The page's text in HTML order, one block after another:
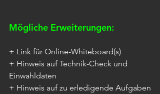
Mögliche Erweiterungen:
+ Link für Online-Whiteboard(s)
+ Hinweis auf Technik-Check und
Einwahldaten
+ Hinweis auf zu erledigende Aufgaben